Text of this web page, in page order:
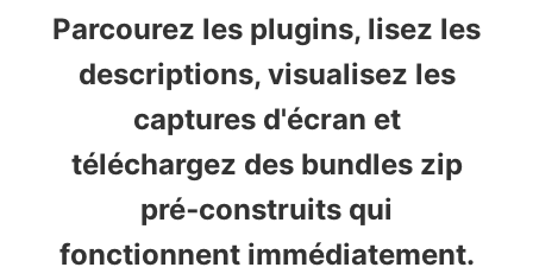
Parcourez les plugins, lisez les
descriptions, visualisez les
captures d'écran et
téléchargez des bundles zip
pré‑construits qui
fonctionnent immédiatement.